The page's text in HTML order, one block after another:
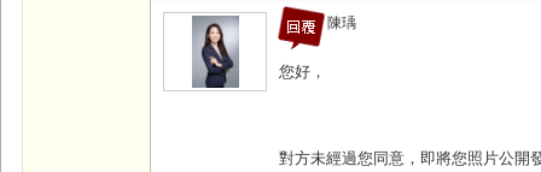
陳瑀
您好，
對方未經過您同意，即將您照片公開